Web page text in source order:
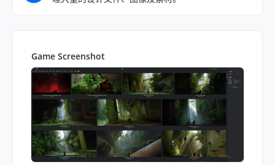
Game Screenshot